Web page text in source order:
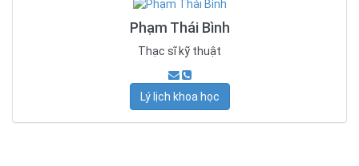
Phạm Thái Bình
Thạc sĩ kỹ thuật
Lý lịch khoa học